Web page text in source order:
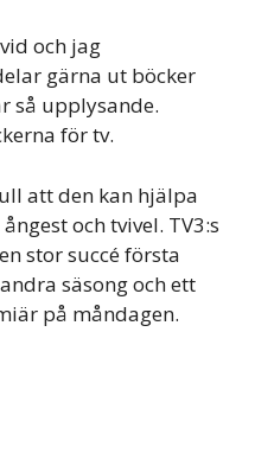
och jag
gärna ut böcker
så upplysande.
för tv.
att den kan hjälpa
och tvivel. TV3:s
stor succé första
säsong och ett
på måndagen.